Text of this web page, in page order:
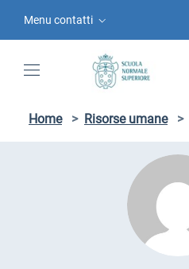
Menu contatti
Home > Risorse umane >